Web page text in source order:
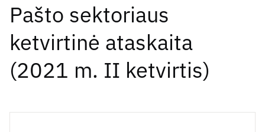
Pašto sektoriaus
ketvirtinė ataskaita
(2021 m. II ketvirtis)